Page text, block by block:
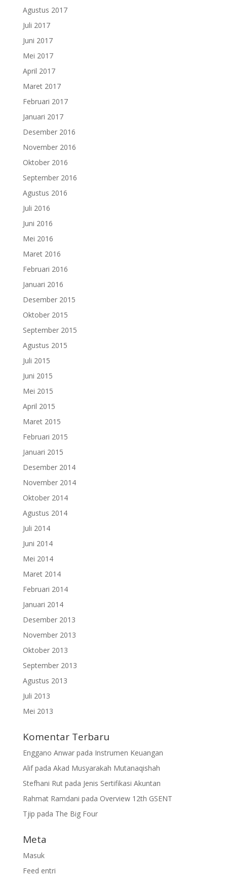
Agustus 2017
Juli 2017
Juni 2017
Mei 2017
April 2017
Maret 2017
Februari 2017
Januari 2017
Desember 2016
November 2016
Oktober 2016
September 2016
Agustus 2016
Juli 2016
Juni 2016
Mei 2016
Maret 2016
Februari 2016
Januari 2016
Desember 2015
Oktober 2015
September 2015
Agustus 2015
Juli 2015
Juni 2015
Mei 2015
April 2015
Maret 2015
Februari 2015
Januari 2015
Desember 2014
November 2014
Oktober 2014
Agustus 2014
Juli 2014
Juni 2014
Mei 2014
Maret 2014
Februari 2014
Januari 2014
Desember 2013
November 2013
Oktober 2013
September 2013
Agustus 2013
Juli 2013
Mei 2013
Komentar Terbaru
Enggano Anwarpada Instrumen Keuangan
Alifpada Akad Musyarakah Mutanaqishah
Stefhani Rutpada Jenis Sertifikasi Akuntan
Rahmat Ramdani pada Overview 12th GSENT
Tjip pada The Big Four
Meta
Masuk
Feed entri